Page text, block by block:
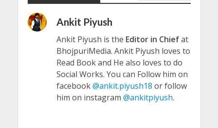
Ankit Piyush
Ankit Piyush is the Editor in Chiefat
BhojpuriMedia. Ankit Piyush loves to
Read Book and He also loves to do
Social Works. You can Follow him on
facebook@ankit.piyush18 or follow
him on instagram @ankitpiyush.